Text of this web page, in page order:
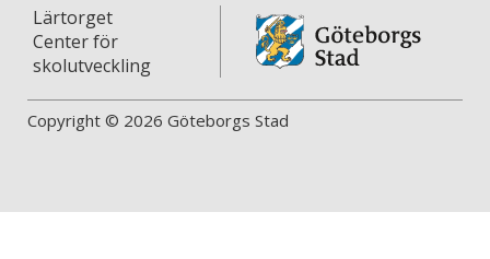
Lärtorget
Center för
skolutveckling
Copyright © 2026 Göteborgs Stad